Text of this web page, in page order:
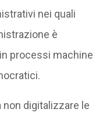
nei quali
è
processi machine
digitalizzare le